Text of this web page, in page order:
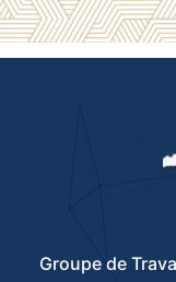
Groupe de